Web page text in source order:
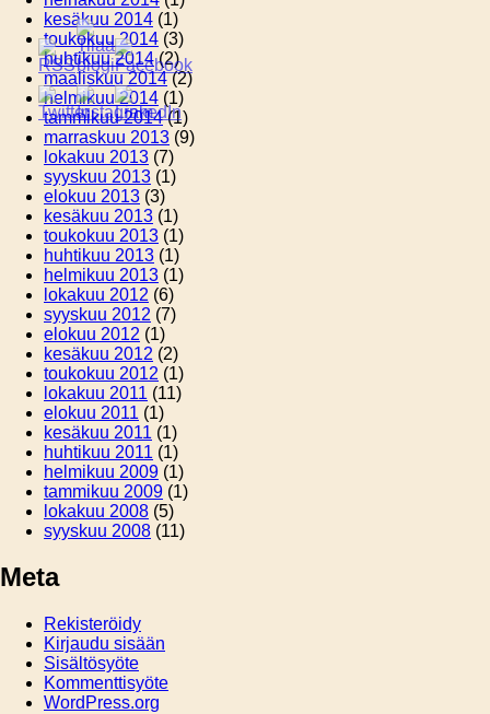
kesäkuu 2014 (1)
toukokuu 2014 (3)
huhtikuu 2014(2)
maaliskuu 2014(2)
helmikuu 2014 (1)
tammikuu 2014(1)
marraskuu 2013 (9)
lokakuu 2013 (7)
syyskuu 2013 (1)
elokuu 2013 (3)
kesäkuu 2013 (1)
toukokuu 2013 (1)
huhtikuu 2013 (1)
helmikuu 2013 (1)
lokakuu 2012 (6)
syyskuu 2012 (7)
elokuu 2012 (1)
kesäkuu 2012 (2)
toukokuu 2012 (1)
lokakuu 2011 (11)
elokuu 2011 (1)
kesäkuu 2011 (1)
huhtikuu 2011 (1)
helmikuu 2009 (1)
tammikuu 2009 (1)
lokakuu 2008 (5)
syyskuu 2008 (11)
Meta
Rekisteröidy
Kirjaudu sisään
Sisältösyöte
Kommenttisyöte
WordPress.org